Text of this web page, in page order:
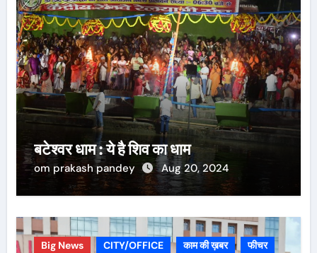
बटेश्वर धाम : ये है शिव का धाम
om prakash pandey Aug 20, 2024
Big News CITY/OFFICE काम की ख़बर फीचर